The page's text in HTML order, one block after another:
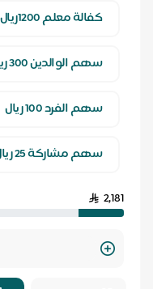
كفالة معلم 1200ريال
سهم الوالدين 300 ريال
سهم الفرد 100 ريال
سهم مشاركة 25 ريال
2,181
Quantity